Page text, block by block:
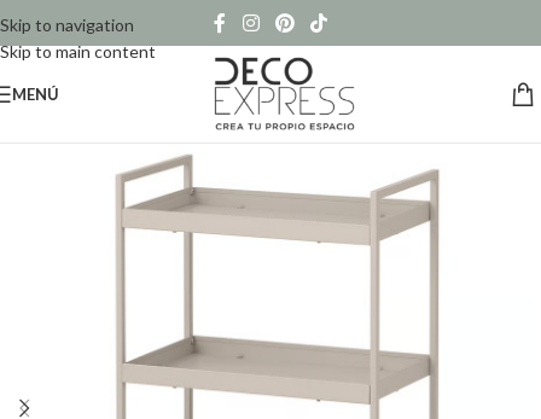
Skip to navigation
Skip to main content
MENÚ